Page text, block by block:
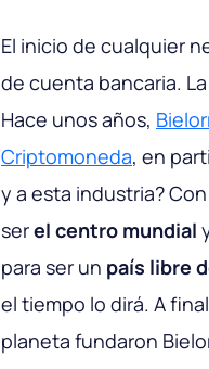
El inicio de cualquier
de cuenta bancaria.
Hace unos años,
Criptomoneda, en
y a esta industria?
serel centro mundial
para ser un país libre
el tiempo lo dirá. A
planeta fundaron